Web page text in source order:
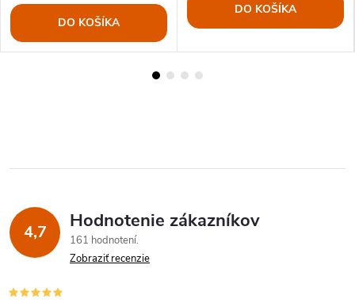
DO KOŠÍKA
DO KOŠÍKA
4,7 Hodnotenie zákazníkov
161 hodnotení
Zobraziť recenzie